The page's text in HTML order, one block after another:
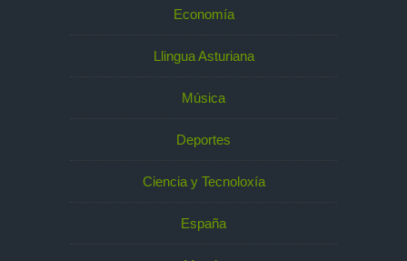
Economía
Llingua Asturiana
Música
Deportes
Ciencia y Tecnoloxía
España